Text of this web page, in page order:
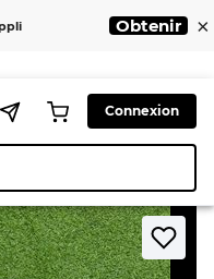
Obtenir ×
Connexion
Mesh Top